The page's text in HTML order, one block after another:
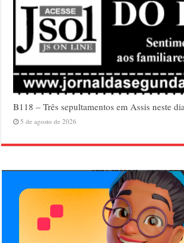
B118 – Três sepultamentos em Assis neste
5 de agosto de 2026